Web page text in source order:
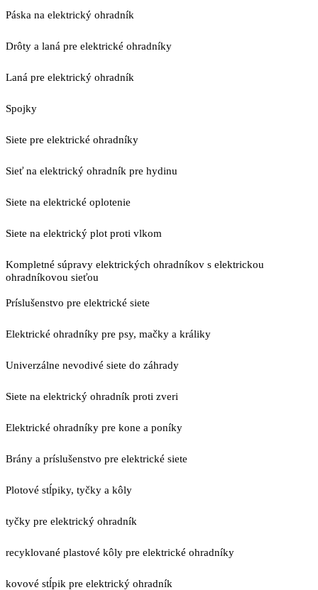
Páska na elektrický ohradník
Drôty a laná pre elektrické ohradníky
Laná pre elektrický ohradník
Spojky
Siete pre elektrické ohradníky
Sieť na elektrický ohradník pre hydinu
Siete na elektrické oplotenie
Siete na elektrický plot proti vlkom
Kompletné súpravy elektrických ohradníkov s elektrickou
ohradníkovou sieťou
Príslušenstvo pre elektrické siete
Elektrické ohradníky pre psy, mačky a králiky
Univerzálne nevodivé siete do záhrady
Siete na elektrický ohradník proti zveri
Elektrické ohradníky pre kone a poníky
Brány a príslušenstvo pre elektrické siete
Plotové stĺpiky, tyčky a kôly
tyčky pre elektrický ohradník
recyklované plastové kôly pre elektrické ohradníky
kovové stĺpik pre elektrický ohradník